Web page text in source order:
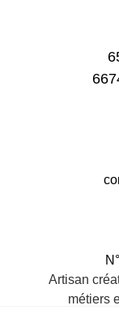
Artisan
métiers